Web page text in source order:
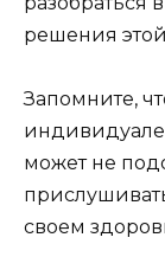
решения
Запомните,
может не
своем